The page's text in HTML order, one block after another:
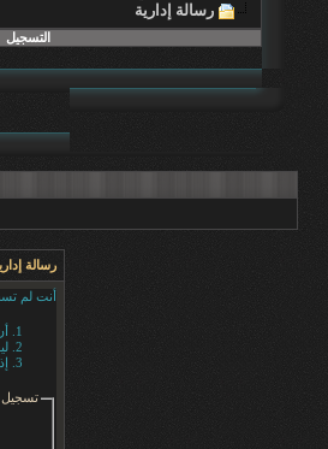
رسالة إدارية
التسجيل
رسالة
أنت لم
تسجيل